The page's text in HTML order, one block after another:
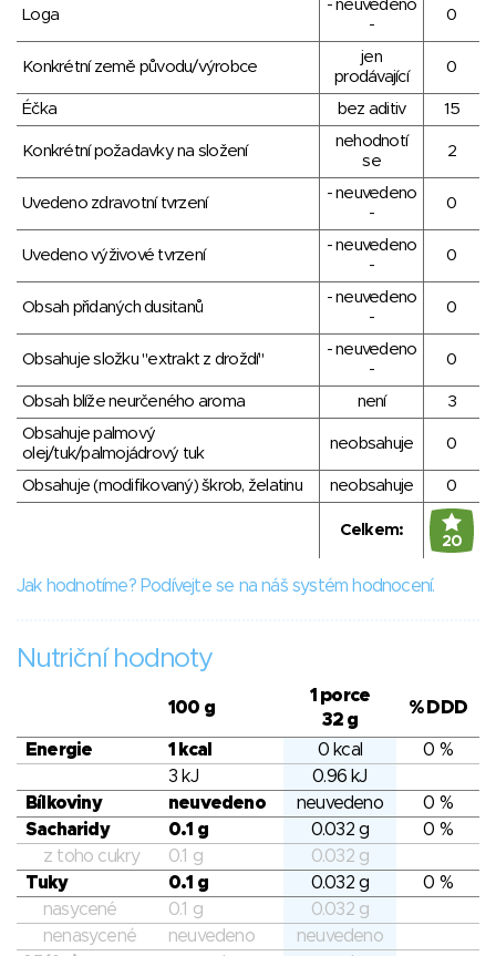
Loga
- neuvedeno
-
0
Konkrétní země původu/výrobce
jen
prodávající
0
Éčka bez aditiv 15
Konkrétní požadavky na složení
nehodnotí
se
2
Uvedeno zdravotní tvrzení
- neuvedeno
-
0
Uvedeno výživové tvrzení
- neuvedeno
-
0
Obsah přidaných dusitanů
- neuvedeno
-
0
Obsahuje složku "extrakt z droždí"
- neuvedeno
-
0
Obsah blíže neurčeného aroma není
3
Obsahuje palmový
olej/tuk/palmojádrový tuk
neobsahuje 0
Obsahuje (modifikovaný) škrob, želatinu neobsahuje 0
Celkem:
20
Jak hodnotíme? Podívejte se na náš systém hodnocení.
Nutriční hodnoty
100 g
1 porce
32 g
% DDD
Energie 1 kcal 0 kcal
0 %
3 kJ
0.96 kJ
Bílkoviny
neuvedeno neuvedeno
0 %
Sacharidy
0.1 g 0.032 g
0 %
z toho cukry
0.1 g
0.032 g
Tuky
0.1 g 0.032 g
0 %
nasycené
0.1 g
0.032 g
nenasycené
neuvedeno
neuvedeno